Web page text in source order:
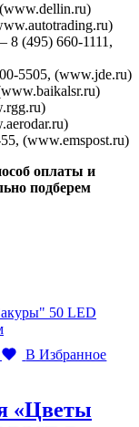
8 (495) 660-1111,
5505, (www.jde.ru)
(www.emspost.ru)
оплаты и
подберем
В Избранное
«Цветы